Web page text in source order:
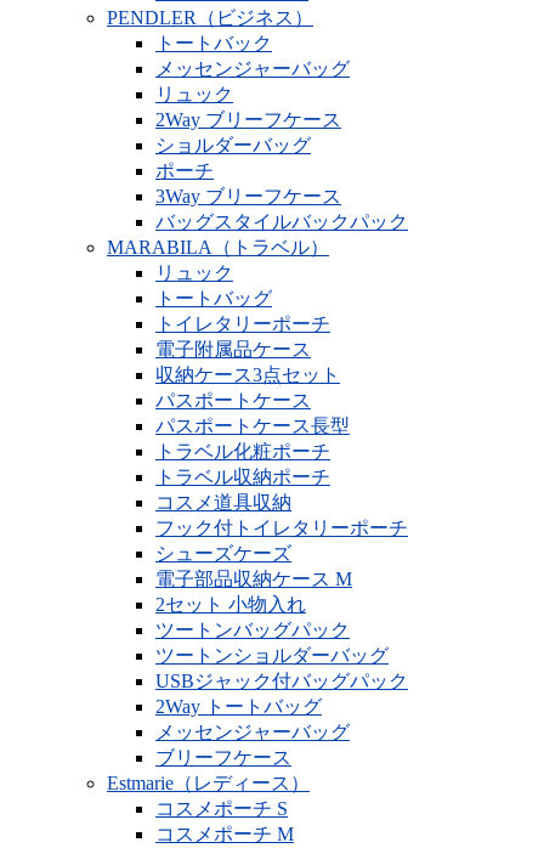
PENDLER（ビジネス）
トートバック
メッセンジャーバッグ
リュック
2Way ブリーフケース
ショルダーバッグ
ポーチ
3Way ブリーフケース
バッグスタイルバックパック
MARABILA（トラベル）
リュック
トートバッグ
トイレタリーポーチ
電子附属品ケース
収納ケース3点セット
パスポートケース
パスポートケース長型
トラベル化粧ポーチ
トラベル収納ポーチ
コスメ道具収納
フック付トイレタリーポーチ
シューズケーズ
電子部品収納ケース M
2セット 小物入れ
ツートンバッグパック
ツートンショルダーバッグ
USBジャック付バッグパック
2Way トートバッグ
メッセンジャーバッグ
ブリーフケース
Estmarie（レディース）
コスメポーチ S
コスメポーチ M